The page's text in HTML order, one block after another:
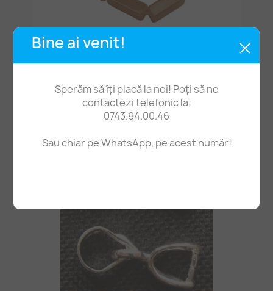
Bine ai venit!
Sperăm să îți placă la noi! Poți să ne
contactezi telefonic la:
0743.94.00.46
Sau chiar pe WhatsApp, pe acest număr!
Mărgele Aventurin Caramel 13*5mm 40cm~30buc
23,00 lei